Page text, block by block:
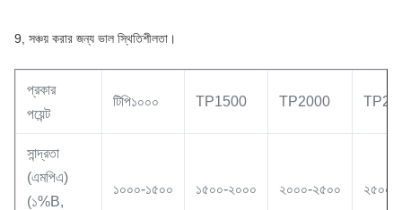
9, সঞ্চয় করার জন্য ভাল স্থিতিশীলতা।
প্রকার
পয়েন্ট
টিপি১০০০ TP1500 TP2000
সান্দ্রতা
(এমপিএ)
(১%B,
১০০০-১৫০০ ১৫০০-২০০০ ২০০০-২৫০০ ২৫০০-